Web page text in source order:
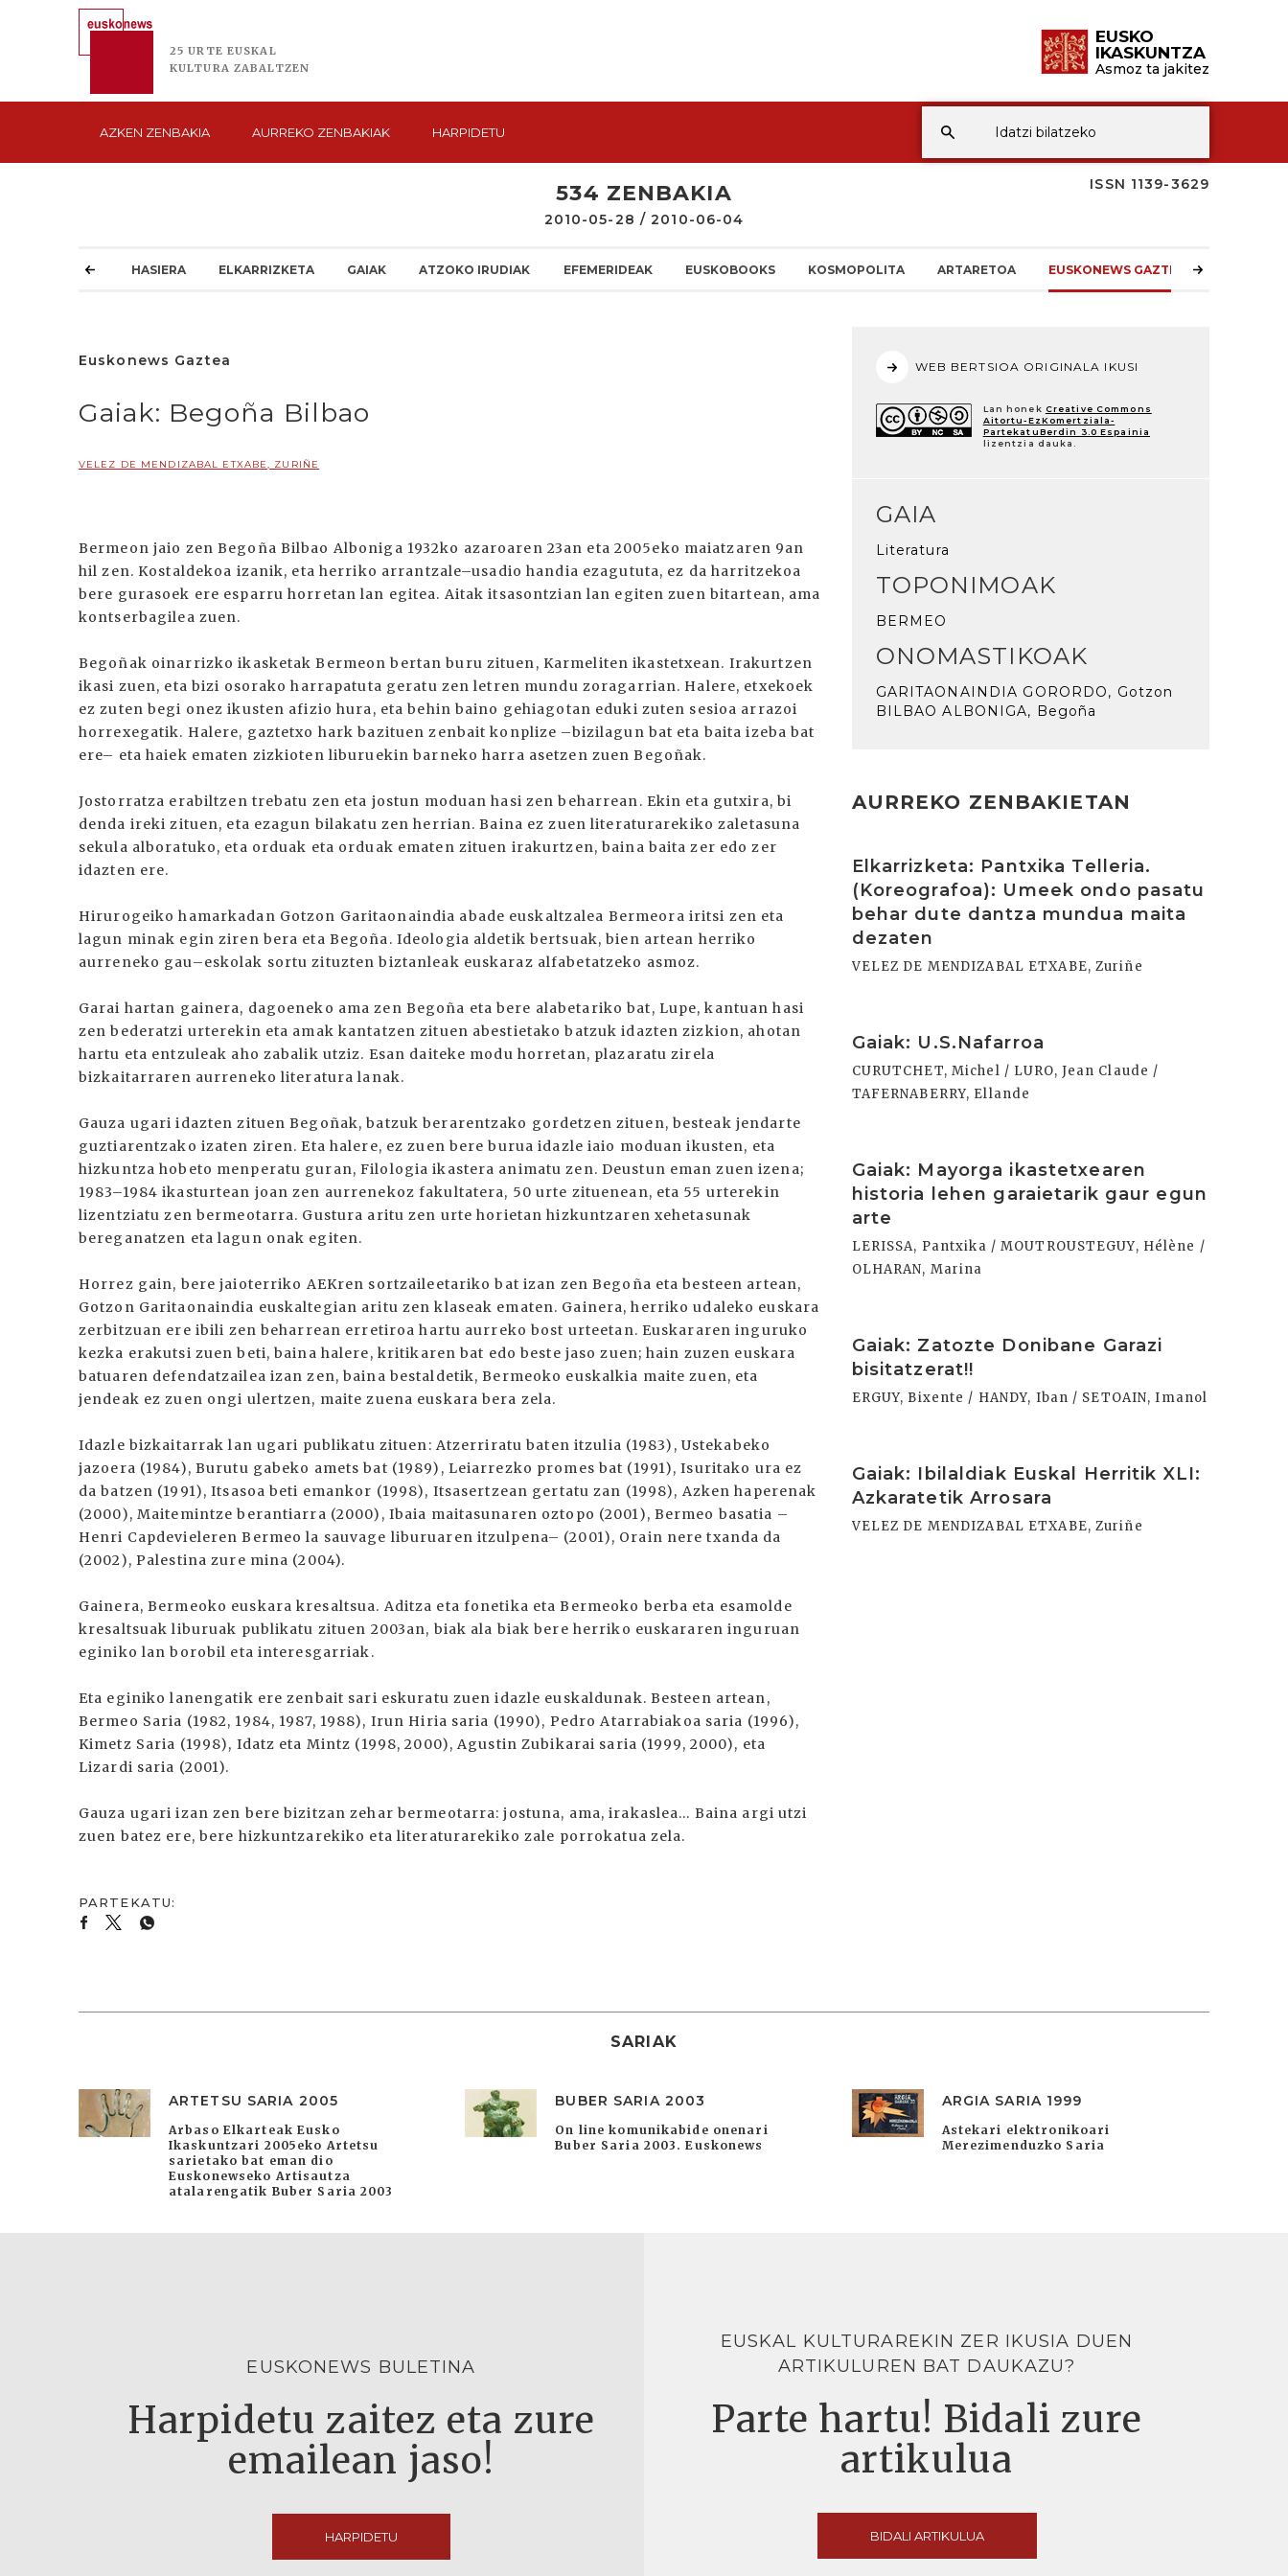
25 URTE EUSKAL
KULTURA ZABALTZEN
EUSKO
IKASKUNTZA
Asmoz ta jakitez
AZKEN ZENBAKIA AURREKO ZENBAKIAK HARPIDETU
ISSN 1139-3629
534 ZENBAKIA
2010-05-28 / 2010-06-04
HASIERA ELKARRIZKETA GAIAK ATZOKO IRUDIAK EFEMERIDEAK EUSKOBOOKS KOSMOPOLITA ARTARETOA EUSKONEWS GAZTEA
Euskonews Gaztea
Gaiak: Begoña Bilbao
VELEZ DE MENDIZABAL ETXABE, ZURIÑE
Bermeon jaio zen Begoña Bilbao Alboniga 1932ko azaroaren 23an eta 2005eko maiatzaren 9an
hil zen. Kostaldekoa izanik, eta herriko arrantzale–usadio handia ezagututa, ez da harritzekoa
bere gurasoek ere esparru horretan lan egitea. Aitak itsasontzian lan egiten zuen bitartean, ama
kontserbagilea zuen.
Begoñak oinarrizko ikasketak Bermeon bertan buru zituen, Karmeliten ikastetxean. Irakurtzen
ikasi zuen, eta bizi osorako harrapatuta geratu zen letren mundu zoragarrian. Halere, etxekoek
ez zuten begi onez ikusten afizio hura, eta behin baino gehiagotan eduki zuten sesioa arrazoi
horrexegatik. Halere, gaztetxo hark bazituen zenbait konplize –bizilagun bat eta baita izeba bat
ere– eta haiek ematen zizkioten liburuekin barneko harra asetzen zuen Begoñak.
Jostorratza erabiltzen trebatu zen eta jostun moduan hasi zen beharrean. Ekin eta gutxira, bi
denda ireki zituen, eta ezagun bilakatu zen herrian. Baina ez zuen literaturarekiko zaletasuna
sekula alboratuko, eta orduak eta orduak ematen zituen irakurtzen, baina baita zer edo zer
idazten ere.
Hirurogeiko hamarkadan Gotzon Garitaonaindia abade euskaltzalea Bermeora iritsi zen eta
lagun minak egin ziren bera eta Begoña. Ideologia aldetik bertsuak, bien artean herriko
aurreneko gau–eskolak sortu zituzten biztanleak euskaraz alfabetatzeko asmoz.
Garai hartan gainera, dagoeneko ama zen Begoña eta bere alabetariko bat, Lupe, kantuan hasi
zen bederatzi urterekin eta amak kantatzen zituen abestietako batzuk idazten zizkion, ahotan
hartu eta entzuleak aho zabalik utziz. Esan daiteke modu horretan, plazaratu zirela
bizkaitarraren aurreneko literatura lanak.
Gauza ugari idazten zituen Begoñak, batzuk berarentzako gordetzen zituen, besteak jendarte
guztiarentzako izaten ziren. Eta halere, ez zuen bere burua idazle iaio moduan ikusten, eta
hizkuntza hobeto menperatu guran, Filologia ikastera animatu zen. Deustun eman zuen izena;
1983–1984 ikasturtean joan zen aurrenekoz fakultatera, 50 urte zituenean, eta 55 urterekin
lizentziatu zen bermeotarra. Gustura aritu zen urte horietan hizkuntzaren xehetasunak
bereganatzen eta lagun onak egiten.
Horrez gain, bere jaioterriko AEKren sortzaileetariko bat izan zen Begoña eta besteen artean,
Gotzon Garitaonaindia euskaltegian aritu zen klaseak ematen. Gainera, herriko udaleko euskara
zerbitzuan ere ibili zen beharrean erretiroa hartu aurreko bost urteetan. Euskararen inguruko
kezka erakutsi zuen beti, baina halere, kritikaren bat edo beste jaso zuen; hain zuzen euskara
batuaren defendatzailea izan zen, baina bestaldetik, Bermeoko euskalkia maite zuen, eta
jendeak ez zuen ongi ulertzen, maite zuena euskara bera zela.
Idazle bizkaitarrak lan ugari publikatu zituen: Atzerriratu baten itzulia (1983), Ustekabeko
jazoera (1984), Burutu gabeko amets bat (1989), Leiarrezko promes bat (1991), Isuritako ura ez
da batzen (1991), Itsasoa beti emankor (1998), Itsasertzean gertatu zan (1998), Azken haperenak
(2000), Maitemintze berantiarra (2000), Ibaia maitasunaren oztopo (2001), Bermeo basatia –
Henri Capdevieleren Bermeo la sauvage liburuaren itzulpena– (2001), Orain nere txanda da
(2002), Palestina zure mina (2004).
Gainera, Bermeoko euskara kresaltsua. Aditza eta fonetika eta Bermeoko berba eta esamolde
kresaltsuak liburuak publikatu zituen 2003an, biak ala biak bere herriko euskararen inguruan
eginiko lan borobil eta interesgarriak.
Eta eginiko lanengatik ere zenbait sari eskuratu zuen idazle euskaldunak. Besteen artean,
Bermeo Saria (1982, 1984, 1987, 1988), Irun Hiria saria (1990), Pedro Atarrabiakoa saria (1996),
Kimetz Saria (1998), Idatz eta Mintz (1998, 2000), Agustin Zubikarai saria (1999, 2000), eta
Lizardi saria (2001).
Gauza ugari izan zen bere bizitzan zehar bermeotarra: jostuna, ama, irakaslea... Baina argi utzi
zuen batez ere, bere hizkuntzarekiko eta literaturarekiko zale porrokatua zela.
WEB BERTSIOA ORIGINALA IKUSI
Lan honek Creative Commons
Aitortu-EzKomertziala-
PartekatuBerdin 3.0 Espainia
lizentzia dauka.
GAIA
Literatura
TOPONIMOAK
BERMEO
ONOMASTIKOAK
GARITAONAINDIA GORORDO, Gotzon
BILBAO ALBONIGA, Begoña
AURREKO ZENBAKIETAN
Elkarrizketa: Pantxika Telleria.
(Koreografoa): Umeek ondo pasatu
behar dute dantza mundua maita
dezaten
VELEZ DE MENDIZABAL ETXABE, Zuriñe
Gaiak: U.S.Nafarroa
CURUTCHET, Michel / LURO, Jean Claude /
TAFERNABERRY, Ellande
Gaiak: Mayorga ikastetxearen
historia lehen garaietarik gaur egun
arte
LERISSA, Pantxika / MOUTROUSTEGUY, Hélène /
OLHARAN, Marina
Gaiak: Zatozte Donibane Garazi
bisitatzerat!!
ERGUY, Bixente / HANDY, Iban / SETOAIN, Imanol
Gaiak: Ibilaldiak Euskal Herritik XLI:
Azkaratetik Arrosara
VELEZ DE MENDIZABAL ETXABE, Zuriñe
SARIAK
ARTETSU SARIA 2005
Arbaso Elkarteak Eusko
Ikaskuntzari 2005eko Artetsu
sarietako bat eman dio
Euskonewseko Artisautza
atalarengatik Buber Saria 2003
BUBER SARIA 2003
On line komunikabide onenari
Buber Saria 2003. Euskonews
ARGIA SARIA 1999
Astekari elektronikoari
Merezimenduzko Saria
EUSKONEWS BULETINA
Harpidetu zaitez eta zure
emailean jaso!
HARPIDETU
EUSKAL KULTURAREKIN ZER IKUSIA DUEN
ARTIKULUREN BAT DAUKAZU?
Parte hartu! Bidali zure
artikulua
BIDALI ARTIKULUA